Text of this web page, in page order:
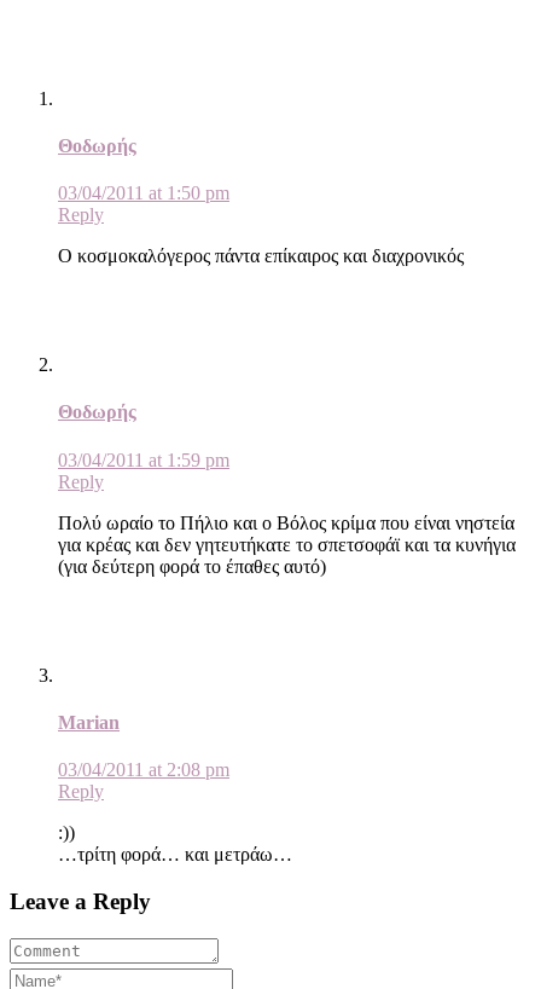
Θοδωρής
03/04/2011 at 1:50 pm
Reply
Ο κοσμοκαλόγερος πάντα επίκαιρος και διαχρονικός
Θοδωρής
03/04/2011 at 1:59 pm
Reply
Πολύ ωραίο το Πήλιο και ο Βόλος κρίμα που είναι νηστεία
για κρέας και δεν γητευτήκατε το σπετσοφάϊ και τα κυνήγια
(για δεύτερη φορά το έπαθες αυτό)
Marian
03/04/2011 at 2:08 pm
Reply
:))
…τρίτη φορά… και μετράω…
Leave a Reply